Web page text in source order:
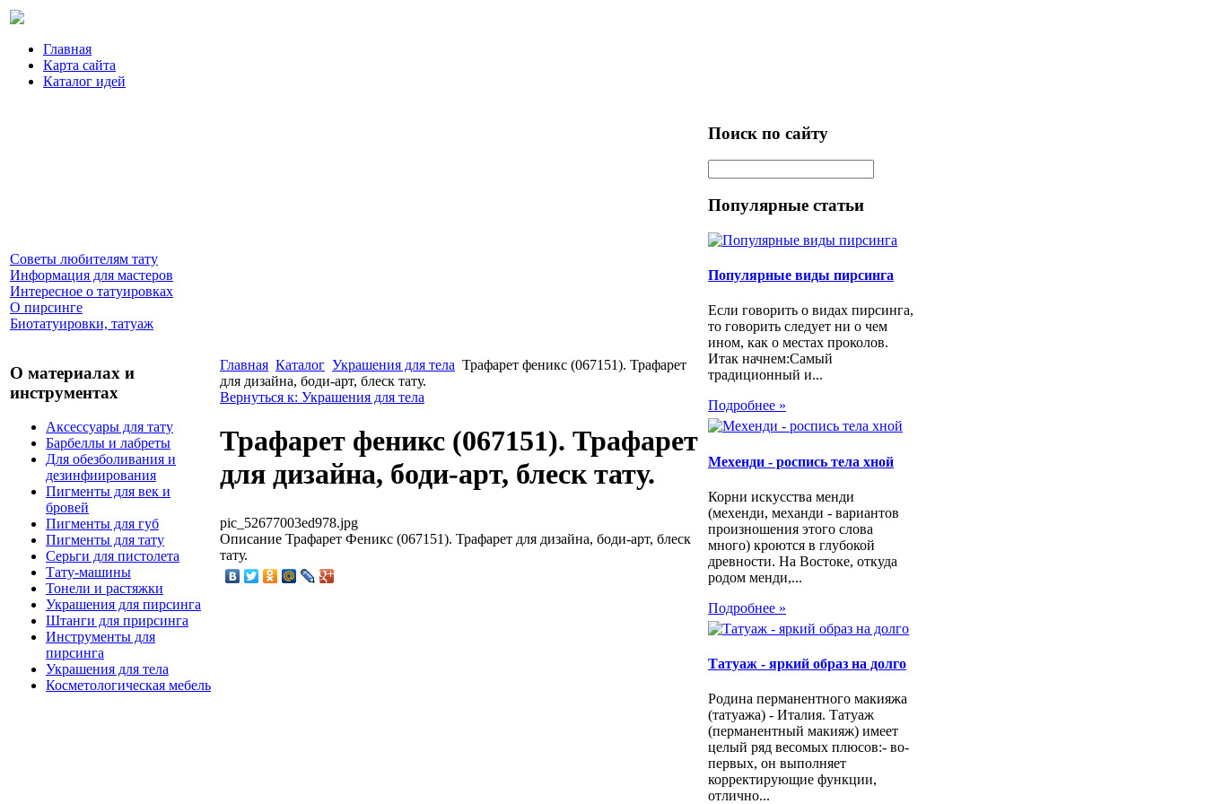
Главная
Карта сайта
Каталог идей
Советы любителям тату
Информация для мастеров
Интересное о татуировках
О пирсинге
Биотатуировки, татуаж
О материалах и
инструментах
Аксессуары для тату
Барбеллы и лабреты
Для обезболивания и
дезинфиирования
Пигменты для век и
бровей
Пигменты для губ
Пигменты для тату
Серьги для пистолета
Тату-машины
Тонели и растяжки
Украшения для пирсинга
Штанги для прирсинга
Инструменты для
пирсинга
Украшения для тела
Косметологическая мебель
Главная Каталог Украшения для тела Трафарет феникс (067151). Трафарет
для дизайна, боди-арт, блеск тату.
Вернуться к: Украшения для тела
Трафарет феникс (067151). Трафарет
для дизайна, боди-арт, блеск тату.
pic_52677003ed978.jpg
Описание Трафарет Феникс (067151). Трафарет для дизайна, боди-арт, блеск
тату.
Поиск по сайту
Популярные статьи
Популярные виды пирсинга
Если говорить о видах пирсинга,
то говорить следует ни о чем
ином, как о местах проколов.
Итак начнем:Самый
традиционный и...
Подробнее »
Мехенди - роспись тела хной
Корни искусства менди
(мехенди, механди - вариантов
произношения этого слова
много) кроются в глубокой
древности. На Востоке, откуда
родом менди,...
Подробнее »
Татуаж - яркий образ на долго
Родина перманентного макияжа
(татуажа) - Италия. Татуаж
(перманентный макияж) имеет
целый ряд весомых плюсов:- во-
первых, он выполняет
корректирующие функции,
отлично...